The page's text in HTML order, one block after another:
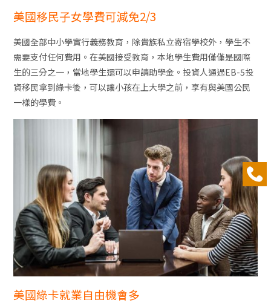
美國移民子女學費可減免2/3
美國全部中小學實行義務教育，除貴族私立寄宿學校外，學生不
需要支付任何費用。在美國接受教育，本地學生費用僅僅是國際
生的三分之一，當地學生還可以申請助學金。投資人通過EB-5投
資移民拿到綠卡後，可以讓小孩在上大學之前，享有與美國公民
一樣的學費。
美國綠卡就業自由機會多